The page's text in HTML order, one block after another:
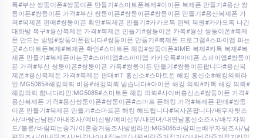
톡#부산 쌍둥이폰#쌍둥이폰 만들기#스마트폰복제#아이폰 복제폰 만들기#용산 쌍
둥이폰#쌍둥이폰 가격#부산 쌍둥이폰#쌍둥이폰#쌍둥이폰 만들기#용산복제폰 가
격#복제폰 판매#쌍둥이폰 확인#복제폰 만들기#카카오톡 완벽 복원#카카오톡 나간
대화방 복구#용산복제폰 가격#복제폰 만들기#쌍둥이폰 카톡#용산 쌍둥이폰#복제
폰 만드는 방법#쌍둥이폰팝니다#쌍둥이폰 만들기#복제폰 프로그램#스파이앱 파는
곳#스마트폰복제#복제폰 확인#스마트폰 해킹#쌍둥이폰#IMEI 복제#카톡 복제#복
제폰 만들기#복제폰파는곳#스파이앱#스파이앱 카카오톡#아이폰 스파이앱#쌍둥이
폰 가격#부산 쌍둥이폰#쌍둥이폰 카톡#쌍둥이폰 만들기#쌍둥이폰팝니다#용산복
제폰#용산복제폰 가격#복제폰 판매#IT 흥신소#스마트폰 해킹 흥신소#해킹의뢰라
인:MG5085#해킹의뢰 비용#해킹의뢰 받습니다#아이폰 해킹 의뢰#카톡 해킹 의뢰#
해킹의뢰 합니다라인:MG5085#스마트폰 해킹 의뢰#사이버흥신소#쌍둥이폰 가격#
용산복제폰 가격#용산쌍둥이폰#쌍둥이폰#스마트 폰해킹 가격#복제폰 판매#쌍둥
이폰 만들기#복제폰 만들기#스마트폰 해킹 해드립니다#복사폰팝니다/배우자뒷조
사/바람난남편/아내조사/예비신랑/예비신부/내연녀/내연남흥신소조사/배우자외
도/불륜/바람피는증거/이혼증거등조사방법라인:MG5085바람피는배우자뒷조사/남